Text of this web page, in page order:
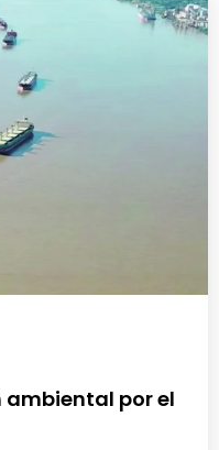
por el